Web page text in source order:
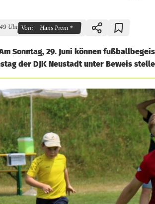
Uhr Von: Hans Prem *
Sonntag, 29. Juni können
der DJK Neustadt unter Beweis